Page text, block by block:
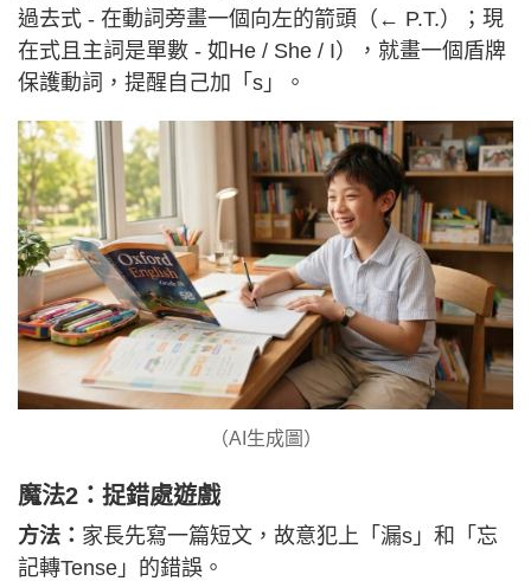
過去式 - 在動詞旁畫一個向左的箭頭（← P.T.）；現
在式且主詞是單數 - 如He / She / I），就畫一個盾牌
保護動詞，提醒自己加「s」。
（AI生成圖）
魔法2：捉錯處遊戲
方法： 家長先寫一篇短文，故意犯上「漏s」和「忘
記轉Tense」的錯誤。